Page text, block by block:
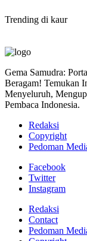
Trending di kaur
Gema Samudra:
Beragam! Temukan
Menyeluruh,
Pembaca Indonesia.
Redaksi
Copyright
Pedoman
Facebook
Twitter
Instagram
Redaksi
Contact
Pedoman